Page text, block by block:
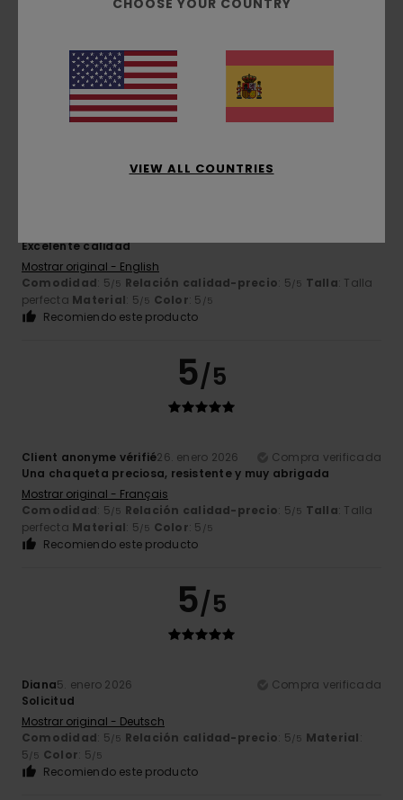
Excelente calidad
Mostrar original - English
Comodidad: 5/5 Relación calidad-precio: 5/5 Talla: Talla
perfecta Material: 5/5 Color: 5 /5
Recomiendo este producto
5/5
Client anonyme vérifié26. enero 2026
Compra verificada
Una chaqueta preciosa, resistente y muy abrigada
Mostrar original - Français
Comodidad: 5/5 Relación calidad-precio: 5/5 Talla: Talla
perfecta Material: 5/5 Color: 5 /5
Recomiendo este producto
5/5
Diana5. enero 2026
Compra verificada
Solicitud
Mostrar original - Deutsch
Comodidad: 5/5 Relación calidad-precio: 5/5 Material:
5/5 Color: 5/5
Recomiendo este producto
VIEW ALL COUNTRIES